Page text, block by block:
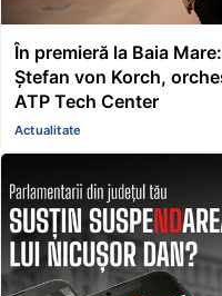
În premieră la Baia
Ștefan von Korch,
ATP Tech Center
Actualitate